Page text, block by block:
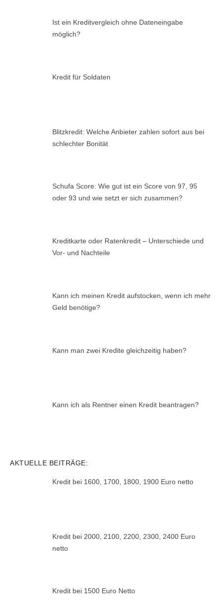
Ist ein Kreditvergleich ohne Dateneingabe
möglich?
Kredit für Soldaten
Blitzkredit: Welche Anbieter zahlen sofort aus bei
schlechter Bonität
Schufa Score: Wie gut ist ein Score von 97, 95
oder 93 und wie setzt er sich zusammen?
Kreditkarte oder Ratenkredit – Unterschiede und
Vor- und Nachteile
Kann ich meinen Kredit aufstocken, wenn ich mehr
Geld benötige?
Kann man zwei Kredite gleichzeitig haben?
Kann ich als Rentner einen Kredit beantragen?
AKTUELLE BEITRÄGE:
Kredit bei 1600, 1700, 1800, 1900 Euro netto
Kredit bei 2000, 2100, 2200, 2300, 2400 Euro
netto
Kredit bei 1500 Euro Netto